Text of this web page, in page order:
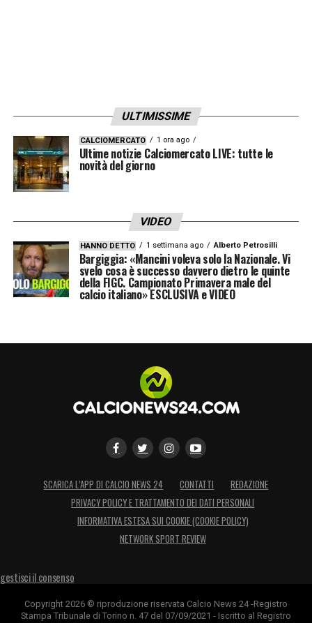
ULTIMISSIME
CALCIOMERCATO 1 ora ago
Ultime notizie Calciomercato LIVE: tutte le
novità del giorno
VIDEO
HANNO DETTO 1 settimana ago Alberto Petrosilli
Bargiggia: «Mancini voleva solo la Nazionale. Vi
svelo cosa è successo davvero dietro le quinte
della FIGC. Campionato Primavera male del
calcio italiano» ESCLUSIVA e VIDEO
SCARICA L’APP DI CALCIO NEWS 24 CONTATTI
REDAZIONE
PRIVACY POLICY E TRATTAMENTO DEI DATI PERSONALI
INFORMATIVA ESTESA SUI COOKIE (COOKIE POLICY)
NETWORK SPORT REVIEW
gestisci il consenso
Copyright 2026 © riproduzione riservata Calcio News 24 -Registro
Stampa Tribunale di Torino n. 47 del 07/09/2021 - Iscritto al Registro